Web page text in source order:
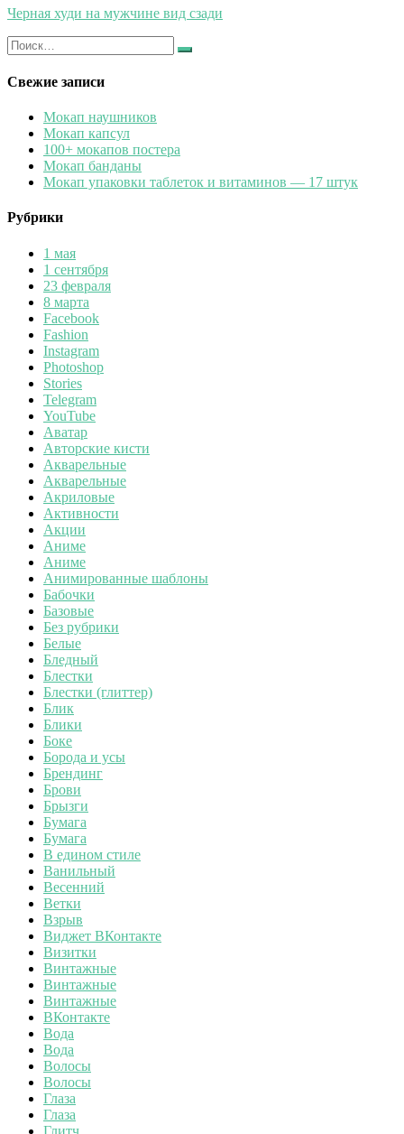
Черная худи на мужчине вид сзади
Искать:
Найти
Свежие записи
Мокап наушников
Мокап капсул
100+ мокапов постера
Мокап банданы
Мокап упаковки таблеток и витаминов — 17 штук
Рубрики
1 мая
1 сентября
23 февраля
8 марта
Facebook
Fashion
Instagram
Photoshop
Stories
Telegram
YouTube
Аватар
Авторские кисти
Акварельные
Акварельные
Акриловые
Активности
Акции
Аниме
Аниме
Анимированные шаблоны
Бабочки
Базовые
Без рубрики
Белые
Бледный
Блестки
Блестки (глиттер)
Блик
Блики
Боке
Борода и усы
Брендинг
Брови
Брызги
Бумага
Бумага
В едином стиле
Ванильный
Весенний
Ветки
Взрыв
Виджет ВКонтакте
Визитки
Винтажные
Винтажные
Винтажные
ВКонтакте
Вода
Вода
Волосы
Волосы
Глаза
Глаза
Глитч